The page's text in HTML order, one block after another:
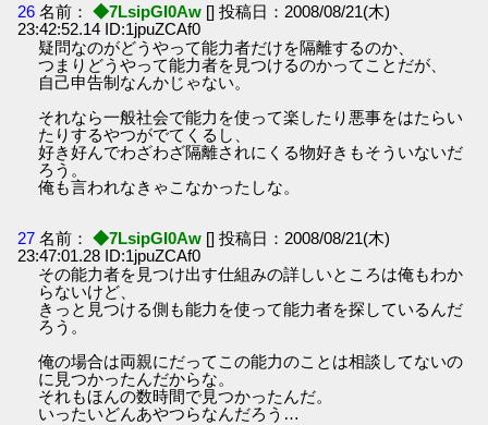
26 名前： ◆7LsipGI0Aw [] 投稿日：2008/08/21(木)
23:42:52.14 ID:1jpuZCAf0
疑問なのがどうやって能力者だけを隔離するのか、
つまりどうやって能力者を見つけるのかってことだが、
自己申告制なんかじゃない。
それなら一般社会で能力を使って楽したり悪事をはたらい
たりするやつがでてくるし、
好き好んでわざわざ隔離されにくる物好きもそういないだ
ろう。
俺も言われなきゃこなかったしな。
27 名前： ◆7LsipGI0Aw [] 投稿日：2008/08/21(木)
23:47:01.28 ID:1jpuZCAf0
その能力者を見つけ出す仕組みの詳しいところは俺もわか
らないけど、
きっと見つける側も能力を使って能力者を探しているんだ
ろう。
俺の場合は両親にだってこの能力のことは相談してないの
に見つかったんだからな。
それもほんの数時間で見つかったんだ。
いったいどんあやつらなんだろう…